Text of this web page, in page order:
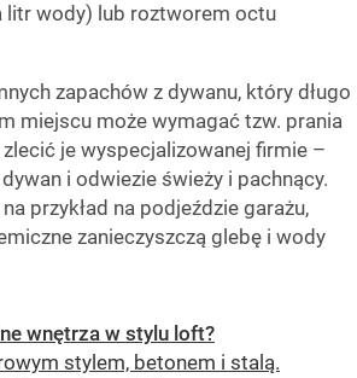
litr wody) lub roztworem octu
zapachów z dywanu, który długo
miejscu może wymagać tzw. prania
je wyspecjalizowanej firmie –
i odwiezie świeży i pachnący.
przykład na podjeździe garażu,
zanieczyszczą glebę i wody
wnętrza w stylu loft?
stylem, betonem i stalą.